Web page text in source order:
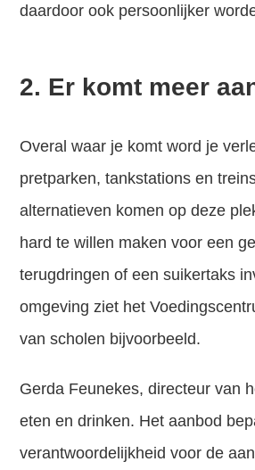
daardoor ook persoonlijker
2. Er komt meer
Overal waar je komt word je
pretparken, tankstations en
alternatieven komen op deze
hard te willen maken voor een
terugdringen of een suikertaks
omgeving ziet het
van scholen bijvoorbeeld.
Gerda Feunekes, directeur van
eten en drinken. Het aanbod
verantwoordelijkheid voor de